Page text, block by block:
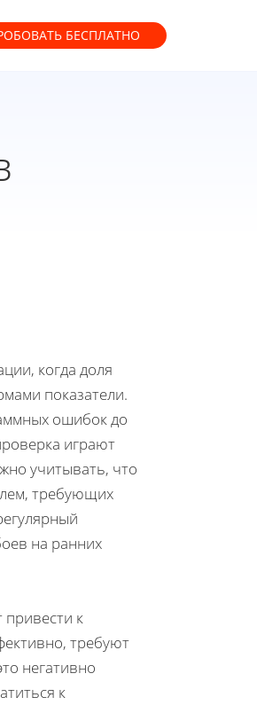
БЕСПЛАТНО
когда доля
показатели.
ошибок до
играют
учитывать, что
требующих
на ранних
к
требуют
негативно
к